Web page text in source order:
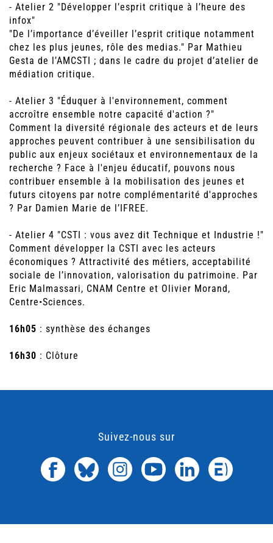
- Atelier 2 "Développer l’esprit critique à l’heure des
infox"
"De l’importance d’éveiller l’esprit critique notamment
chez les plus jeunes, rôle des medias." Par Mathieu
Gesta de l’AMCSTI ; dans le cadre du projet d’atelier de
médiation critique.
- Atelier 3 "Éduquer à l'environnement, comment
accroître ensemble notre capacité d'action ?"
Comment la diversité régionale des acteurs et de leurs
approches peuvent contribuer à une sensibilisation du
public aux enjeux sociétaux et environnementaux de la
recherche ? Face à l'enjeu éducatif, pouvons nous
contribuer ensemble à la mobilisation des jeunes et
futurs citoyens par notre complémentarité d'approches
? Par Damien Marie de l’IFREE.
- Atelier 4 "CSTI : vous avez dit Technique et Industrie !"
Comment développer la CSTI avec les acteurs
économiques ? Attractivité des métiers, acceptabilité
sociale de l’innovation, valorisation du patrimoine. Par
Eric Malmassari, CNAM Centre et Olivier Morand,
Centre•Sciences.
16h05 : synthèse des échanges
16h30 : Clôture
Suivez-nous sur